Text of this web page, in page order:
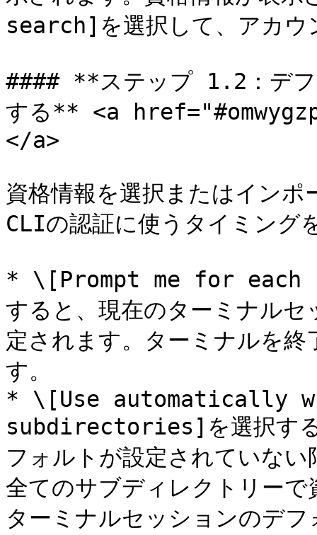
search]を選択して、アカウ
#### **ステップ 1.2：デフ
する** <a
</a>
資格情報を選択またはイン
CLIの認証に使うタイミング
* \[Prompt me for each
すると、現在のターミナル
定されます。ターミナルを
す。
* \[Use automatically
subdirectories]を選択する
フォルトが設定されていな
全てのサブディレクトリー
ターミナルセッションのデ